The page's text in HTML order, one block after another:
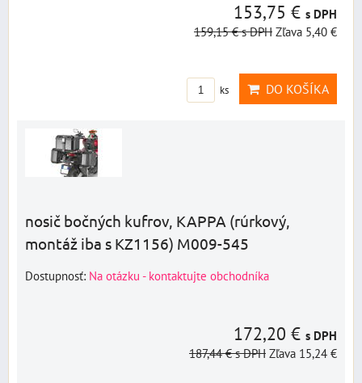
153,75 € s DPH
159,15 €s DPH Zľava 5,40 €
ks DO KOŠÍKA
nosič bočných kufrov, KAPPA (rúrkový,
montáž iba s KZ1156) M009-545
Dostupnosť: Na otázku - kontaktujte obchodníka
172,20 € s DPH
187,44 €s DPH Zľava 15,24 €